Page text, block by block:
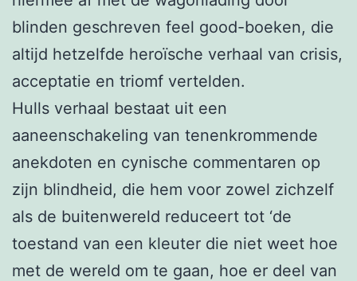
blinden geschreven feel good-boeken, die
altijd hetzelfde heroïsche verhaal van crisis,
acceptatie en triomf vertelden.
Hulls verhaal bestaat uit een
aaneenschakeling van tenenkrommende
anekdoten en cynische commentaren op
zijn blindheid, die hem voor zowel zichzelf
als de buitenwereld reduceert tot ‘de
toestand van een kleuter die niet weet hoe
met de wereld om te gaan, hoe er deel van